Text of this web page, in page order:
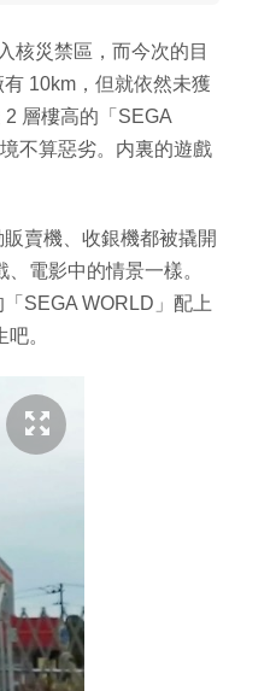
核災禁區，而今次的目
10km，但就依然未獲
層樓高的「SEGA
不算惡劣。内裏的遊戲
賣機、收銀機都被撬開
電影中的情景一樣。
SEGA WORLD」配上
。